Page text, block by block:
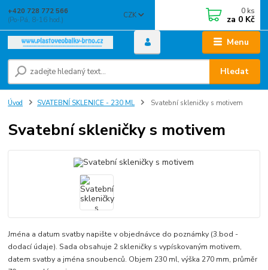
Menu
CZK
Hledat
+420 728 772 566
(Po-Pá, 8-16 hod.)
0 ks
za 0 Kč
Úvod SVATEBNÍ SKLENICE - 230 ML Svatební skleničky s motivem
Svatební skleničky s motivem
Jména a datum svatby napište v objednávce do poznámky (3.bod -
dodací údaje). Sada obsahuje 2 skleničky s vypískovaným motivem,
datem svatby a jména snoubenců. Objem 230 ml, výška 270 mm, průměr